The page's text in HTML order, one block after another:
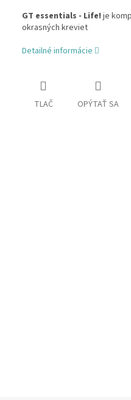
GT essentials - Life! je
okrasných kreviet
Detailné informácie
TLAČ OPÝTAŤ SA